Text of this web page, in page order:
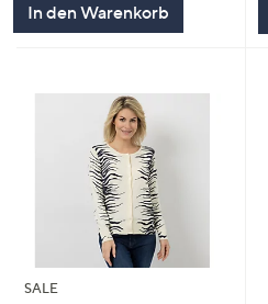
In den Warenkorb
SALE